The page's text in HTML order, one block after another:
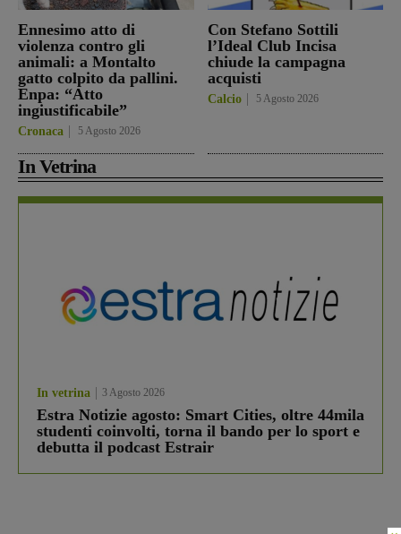
Ennesimo atto di
violenza contro gli
animali: a Montalto
gatto colpito da pallini.
Enpa: “Atto
ingiustificabile”
Cronaca 5 Agosto 2026
Con Stefano Sottili
l’Ideal Club Incisa
chiude la campagna
acquisti
Calcio 5 Agosto 2026
In Vetrina
In vetrina 3 Agosto 2026
Estra Notizie agosto: Smart Cities, oltre 44mila
studenti coinvolti, torna il bando per lo sport e
debutta il podcast Estrair